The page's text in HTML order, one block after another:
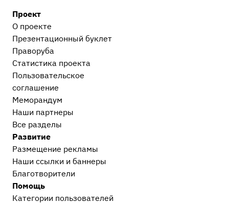
Проект
О проекте
Презентационный букл​ет
Праворуба
Статистика проекта
Пользовательское
соглашение
Меморандум
Наши партнеры
Все разделы
Развитие
Размещение рекламы
Наши ссылки и баннеры
Благотворители
Помощь
Категории пользователей